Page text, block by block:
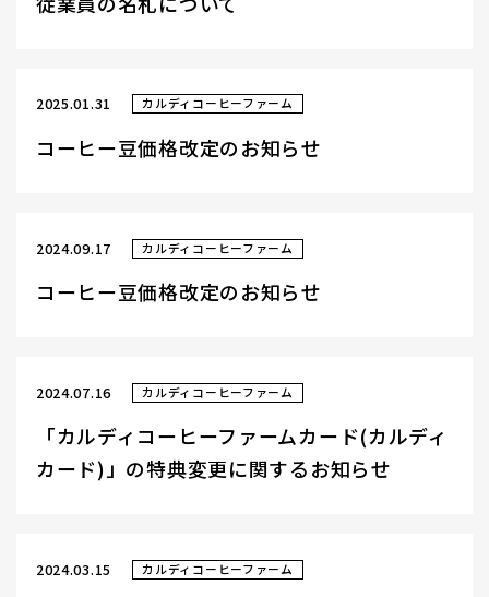
2025.01.31 カルディコーヒーファーム
コーヒー豆価格改定のお知らせ
2024.09.17 カルディコーヒーファーム
コーヒー豆価格改定のお知らせ
2024.07.16 カルディコーヒーファーム
「カルディコーヒーファームカード(カルディ
カード)」の特典変更に関するお知らせ
2024.03.15 カルディコーヒーファーム